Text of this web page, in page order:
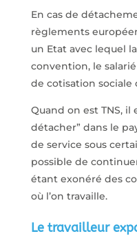
En cas de
règlements
un Etat avec lequel
convention, le
de cotisation sociale
Quand on est TNS, il
détacher” dans le
de service sous
possible de
étant exonéré des
où l’on travaille.
Le travailleur